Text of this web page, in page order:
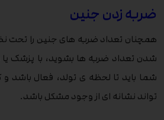
ضربه زدن جنین
همچنان تعداد ضربه های جنین را تحت
شدن تعداد ضربه ها بشوید، با پزشک
شما باید تا لحظه ی تولد، فعال باشد
تواند نشانه ای از وجود مشکل باشد.